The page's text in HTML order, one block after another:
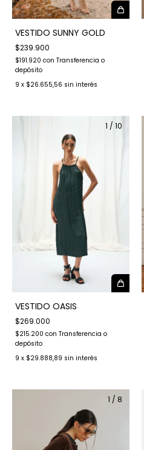
VESTIDO SUNNY GOLD
$239.900
$191.920 con Transferencia o
depósito
9 x $26.655,56 sin interés
1 / 10
VESTIDO OASIS
$269.000
$215.200 con Transferencia o
depósito
9 x $29.888,89 sin interés
1 / 8